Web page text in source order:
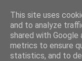
This site uses
and to analyze
shared with
metrics to ensure
statistics, and to